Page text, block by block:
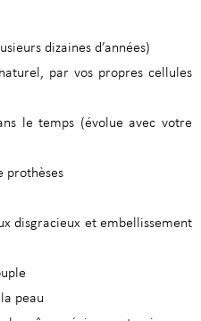
dizaines d’années)
par vos propres cellules
le temps (évolue avec votre
prothèses
disgracieux et embellissement
peau